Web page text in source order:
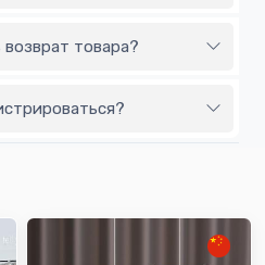
возврат товара?